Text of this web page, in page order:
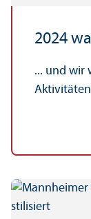
2024
... und wir